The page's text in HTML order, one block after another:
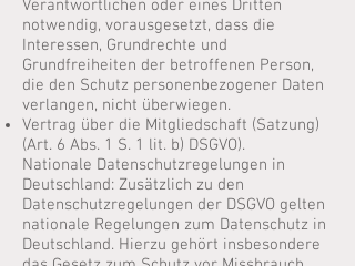
Verantwortlichen oder eines Dritten
notwendig, vorausgesetzt, dass die
Interessen, Grundrechte und
Grundfreiheiten der betroffenen Person,
die den Schutz personenbezogener Daten
verlangen, nicht überwiegen.
Vertrag über die Mitgliedschaft (Satzung)
(Art. 6 Abs. 1 S. 1 lit. b) DSGVO).
Nationale Datenschutzregelungen in
Deutschland: Zusätzlich zu den
Datenschutzregelungen der DSGVO gelten
nationale Regelungen zum Datenschutz in
Deutschland. Hierzu gehört insbesondere